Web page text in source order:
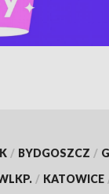
/ BYDGOSZCZ /
/ KATOWICE